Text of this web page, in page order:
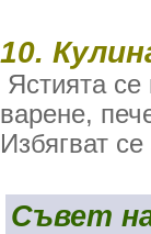
10.
Ястията се
варене,
Избягват
Съвет